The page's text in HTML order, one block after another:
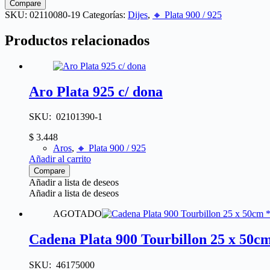
Compare
SKU: 02110080-19 Categorías: Dijes, 🔸​ Plata 900 / 925
Productos relacionados
Aro Plata 925 c/ dona
SKU: 02101390-1
$ 3.448
Aros, 🔸​ Plata 900 / 925
Añadir al carrito
Compare
Añadir a lista de deseos
Añadir a lista de deseos
AGOTADO
Cadena Plata 900 Tourbillon 25 x
SKU: 46175000